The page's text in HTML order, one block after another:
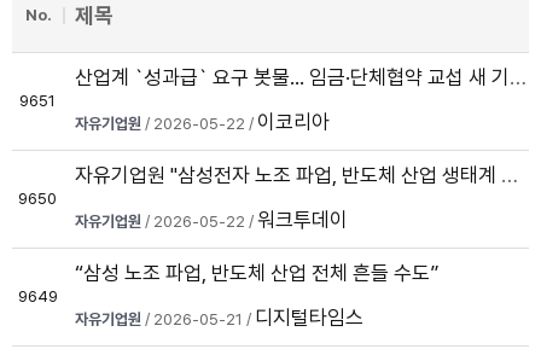
No. 제목
9651
산업계 `성과급` 요구 봇물... 임금·단체협약 교섭 새 기준 되나
자유기업원 / 2026-05-22 / 이코리아
9650
자유기업원 "삼성전자 노조 파업, 반도체 산업 생태계 전반 흔든다… 경...
자유기업원 / 2026-05-22 / 워크투데이
9649
“삼성 노조 파업, 반도체 산업 전체 흔들 수도”
자유기업원 / 2026-05-21 / 디지털타임스